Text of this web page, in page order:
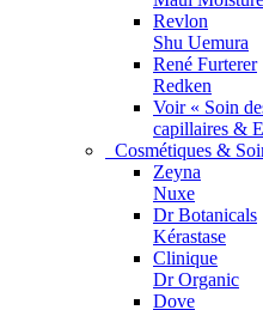
Revlon
Shu Uemura
René Furterer
Redken
Voir « Soin
capillaires &
Cosmétiques &
Zeyna
Nuxe
Dr Botanicals
Kérastase
Clinique
Dr Organic
Dove